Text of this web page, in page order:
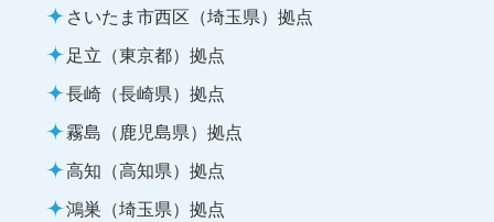
さいたま市西区（埼玉県）拠点
足立（東京都）拠点
長崎（長崎県）拠点
霧島（鹿児島県）拠点
高知（高知県）拠点
鴻巣（埼玉県）拠点